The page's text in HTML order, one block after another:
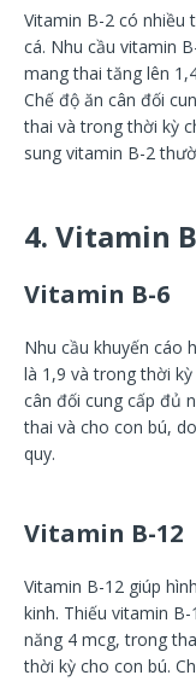
Vitamin B-2 có nhiều
cá. Nhu cầu vitamin
mang thai tăng lên
Chế độ ăn cân đối
thai và trong thời kỳ
sung vitamin B-2
4. Vitamin
Vitamin B-6
Nhu cầu khuyến cáo
là 1,9 và trong thời
cân đối cung cấp đủ
thai và cho con bú,
quy.
Vitamin B-12
Vitamin B-12 giúp
kinh. Thiếu vitamin
năng 4 mcg, trong
thời kỳ cho con bú.